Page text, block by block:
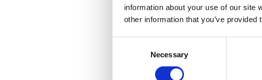
information about your use of our site
other information that you’ve
Necessary